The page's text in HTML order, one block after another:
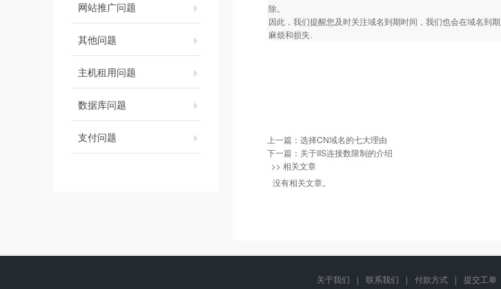
网站推广问题
其他问题
主机租用问题
数据库问题
支付问题
除。
因此，我们提醒您及时关注域名到期时间，我们也会在域名到
麻烦和损失.
上一篇： 选择CN域名的七大理由
下一篇： 关于IIS连接数限制的介绍
>> 相关文章
没有相关文章。
关于我们 | 联系我们 | 付款方式 | 提交工单